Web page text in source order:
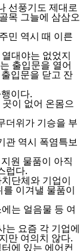
선풍기도 제대로
목 그늘에 삼삼오
민 역시 때 이른
대야는 없었지
출입문을 열어
입문을 닫고 잔
이다.
이 없어 온몸으
더위가 기승을 부
관 역시 폭염특보
원 물품이 아직
럽다.
단체와 기업이
이겨낼 물품이
는 얼음물 등 여
는 요즘 각 기업에
만 여의치 않다.
에 있는 에어컨